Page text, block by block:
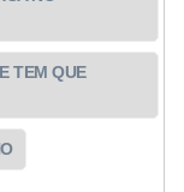
TEM QUE